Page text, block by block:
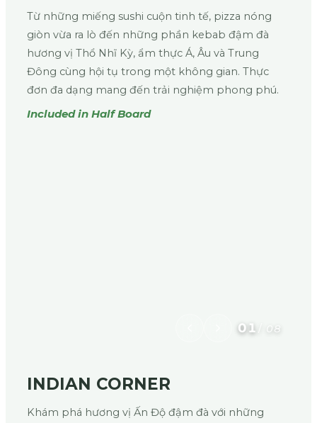
Từ những miếng sushi cuộn tinh tế, pizza nóng
giòn vừa ra lò đến những phần kebab đậm đà
hương vị Thổ Nhĩ Kỳ, ẩm thực Á, Âu và Trung
Đông cùng hội tụ trong một không gian. Thực
đơn đa dạng mang đến trải nghiệm phong phú.
Included in Half Board
INDIAN CORNER
Khám phá hương vị Ấn Độ đậm đà với những
01 08